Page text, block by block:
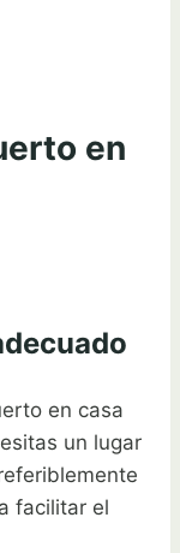
en
en casa
un lugar
facilitar el